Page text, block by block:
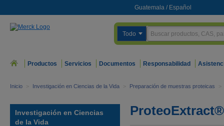
Guatemala / Español
Todo
Productos Servicios Documentos Responsabilidad
Inicio > Investigación en Ciencias de la Vida > Preparación de muestras proteicas >
Investigación en Ciencias
de la Vida